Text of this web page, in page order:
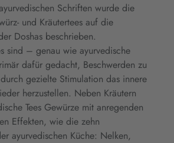
Schriften wurde die
und Kräutertees auf die
Doshas beschrieben.
sind – genau wie ayurvedische
dafür gedacht, Beschwerden zu
gezielte Stimulation das innere
herzustellen. Neben Kräutern
Tees Gewürze mit anregenden
Effekten, wie die zehn
ayurvedischen Küche: Nelken,